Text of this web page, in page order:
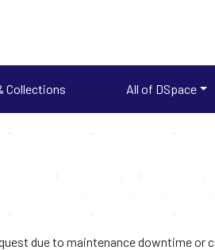
Collections All of DSpace
due to maintenance downtime or